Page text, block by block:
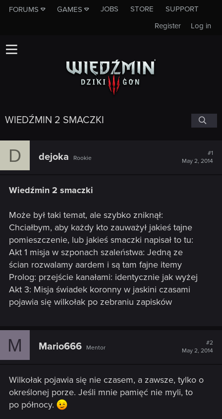
FORUMS GAMES JOBS STORE
SUPPORT
Log in
Register
WIEDŹMIN 2 SMACZKI
D dejoka Rookie
#1
May 2, 2014
Wiedźmin 2 smaczki
Może był taki temat, ale szybko zniknął:
Chciałbym, aby każdy kto zauważył jakieś tajne
pomieszczenie, lub jakieś smaczki napisał to tu:
Akt 1 misja w szponach szaleństwa: Jedną ze
ścian rozwalamy aardem i są tam fajne itemy
Prolog: przejście kanałami: identycznie jak wyżej
Akt 3: Misja świadek koronny w jaskini czasami
pojawia się wilkołak po zebraniu zapisków
M Mario666 Mentor
#2
May 2, 2014
Wilkołak pojawia się nie czasem, a zawsze, tylko o
określonej porze. Jeśli mnie pamięć nie myli, to
po północy.